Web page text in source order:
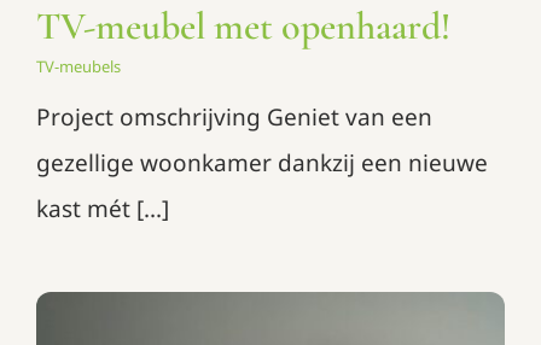
TV-meubel met openhaard!
TV-meubels
Project omschrijving Geniet van een
gezellige woonkamer dankzij een nieuwe
kast mét [...]